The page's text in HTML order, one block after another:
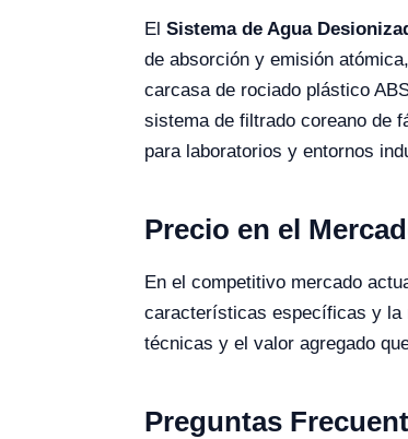
El Sistema de Agua
de absorción y emisión
carcasa de rociado plástico
sistema de filtrado coreano de
para laboratorios y entornos
Precio en el
En el competitivo mercado
características específicas y la
técnicas y el valor agregado
Preguntas